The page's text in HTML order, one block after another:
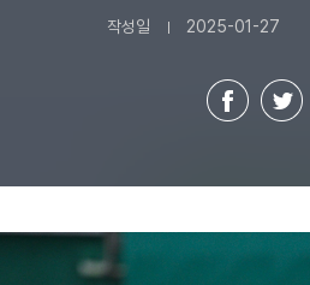
작성일 2025-01-27